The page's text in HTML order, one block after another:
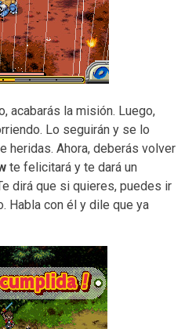
acabarás la misión. Luego,
Lo seguirán y se lo
heridas. Ahora, deberás volver
te felicitará y te dará un
dirá que si quieres, puedes ir
Habla con él y dile que ya